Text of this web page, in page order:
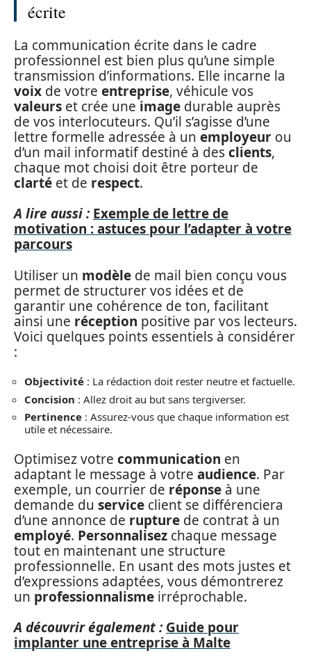
écrite
La communication écrite dans le cadre
professionnel est bien plus qu’une simple
transmission d’informations. Elle incarne la
voix de votre entreprise, véhicule vos
valeurs et crée une image durable auprès
de vos interlocuteurs. Qu’il s’agisse d’une
lettre formelle adressée à un employeur ou
d’un mail informatif destiné à desclients,
chaque mot choisi doit être porteur de
clarté et de respect.
A lire aussi : Exemple de lettre de
motivation : astuces pour l’adapter à votre
parcours
Utiliser un modèle de mail bien conçu vous
permet de structurer vos idées et de
garantir une cohérence de ton, facilitant
ainsi une réception positive par vos lecteurs.
Voici quelques points essentiels à considérer
:
Objectivité : La rédaction doit rester neutre et factuelle.
Concision : Allez droit au but sans tergiverser.
Pertinence : Assurez-vous que chaque information est
utile et nécessaire.
Optimisez votre communication en
adaptant le message à votre audience. Par
exemple, un courrier de réponse à une
demande du service client se différenciera
d’une annonce de rupture de contrat à un
employé. Personnalisez chaque message
tout en maintenant une structure
professionnelle. En usant des mots justes et
d’expressions adaptées, vous démontrerez
un professionnalisme irréprochable.
A découvrir également : Guide pour
implanter une entreprise à Malte